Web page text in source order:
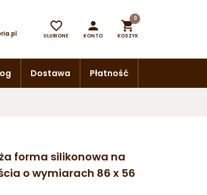

ULUBIONE

KONTO

0
KOSZYK
Dostawa Płatność
forma silikonowa na
o wymiarach 86 x 56